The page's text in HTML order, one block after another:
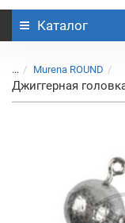
Каталог
... Murena ROUND
Джиггерная